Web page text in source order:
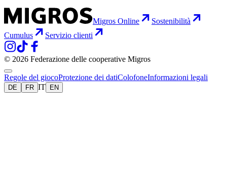
Migros Online
Sostenibilità
Cumulus
Servizio clienti
© 2026 Federazione delle cooperative Migros
Regole del giocoProtezione dei datiColofoneInformazioni legali
DE FR IT EN